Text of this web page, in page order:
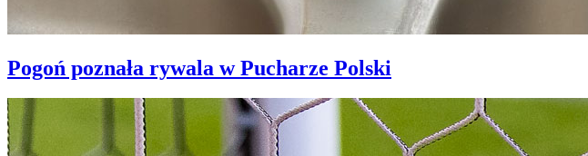
Pogoń poznała rywala w Pucharze Polski